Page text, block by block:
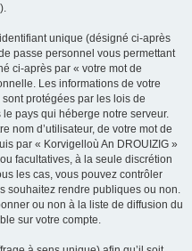
unique (désigné ci-après
passe personnel vous permettant
ci-après par « votre mot de
Les informations de votre
protégées par les lois de
pays qui héberge notre serveur.
nom d’utilisateur, de votre mot de
par « Korvigelloù An DROUIZIG »
facultatives, à la seule discrétion
les cas, vous pouvez contrôler
souhaitez rendre publiques ou non.
ou non à la liste de diffusion du
sur votre compte.